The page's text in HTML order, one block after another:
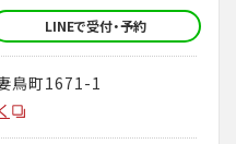
LINEで受付・予約
鳥町1671-1